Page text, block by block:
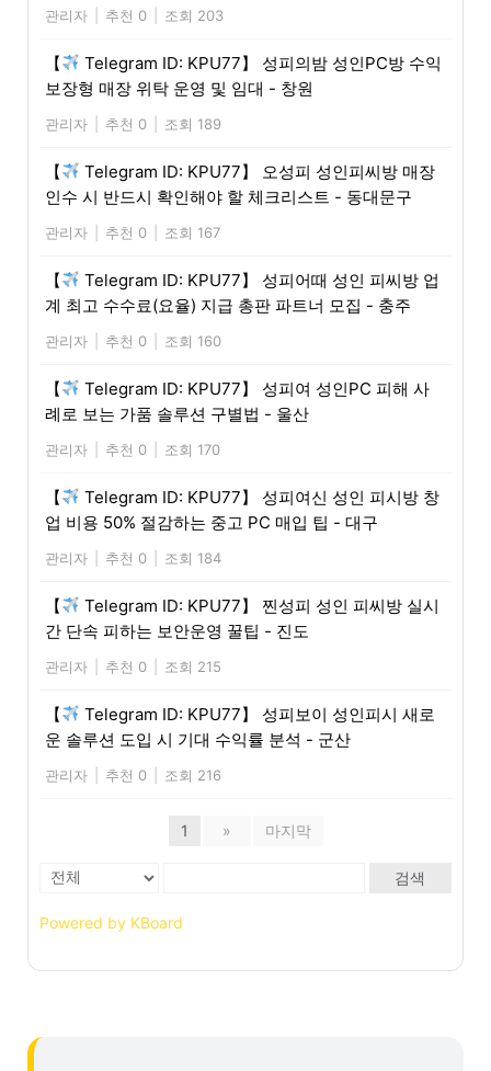
관리자 추천 0 조회 203
【
Telegram ID: KPU77】 성피의밤 성인PC방 수익
보장형 매장 위탁 운영 및 임대 - 창원
관리자 추천 0 조회 189
【
Telegram ID: KPU77】 오성피 성인피씨방 매장
인수 시 반드시 확인해야 할 체크리스트 - 동대문구
관리자 추천 0 조회 167
【
Telegram ID: KPU77】 성피어때 성인 피씨방 업
계 최고 수수료(요율) 지급 총판 파트너 모집 - 충주
관리자 추천 0 조회 160
【
Telegram ID: KPU77】 성피여 성인PC 피해 사
례로 보는 가품 솔루션 구별법 - 울산
관리자 추천 0 조회 170
【
Telegram ID: KPU77】 성피여신 성인 피시방 창
업 비용 50% 절감하는 중고 PC 매입 팁 - 대구
관리자 추천 0 조회 184
【
Telegram ID: KPU77】 찐성피 성인 피씨방 실시
간 단속 피하는 보안운영 꿀팁 - 진도
관리자 추천 0 조회 215
【
Telegram ID: KPU77】 성피보이 성인피시 새로
운 솔루션 도입 시 기대 수익률 분석 - 군산
관리자 추천 0 조회 216
1 » 마지막
검색
Powered by KBoard